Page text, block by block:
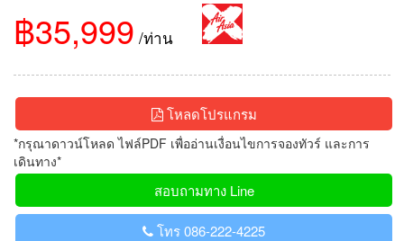
฿35,999 /ท่าน
โหลดโปรแกรม
*กรุณาดาวน์โหลด ไฟล์PDF เพื่ออ่านเงื่อนไขการจองทัวร์ และการ
เดินทาง*
สอบถามทาง Line
โทร 086-222-4225